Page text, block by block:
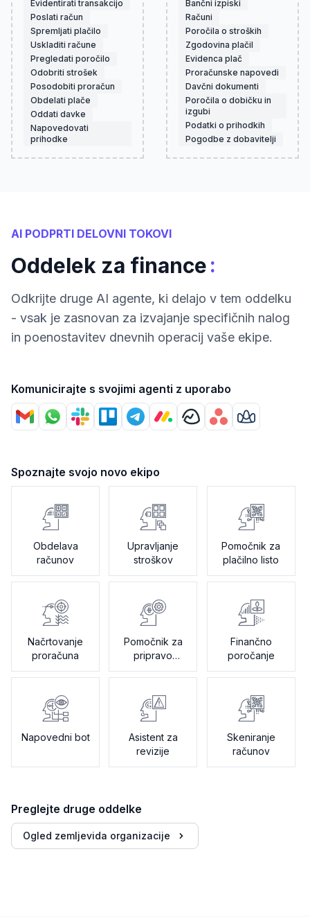
Evidentirati transakcijo
Poslati račun
Spremljati plačilo
Uskladiti račune
Pregledati poročilo
Odobriti strošek
Posodobiti proračun
Obdelati plače
Oddati davke
Napovedovati
prihodke
Bančni izpiski
Računi
Poročila o stroških
Zgodovina plačil
Evidenca plač
Proračunske napovedi
Davčni dokumenti
Poročila o dobičku in
izgubi
Podatki o prihodkih
Pogodbe z dobavitelji
AI PODPRTI DELOVNI TOKOVI
Oddelek za finance:
Odkrijte druge AI agente, ki delajo v tem oddelku
- vsak je zasnovan za izvajanje specifičnih nalog
in poenostavitev dnevnih operacij vaše ekipe.
Komunicirajte s svojimi agenti z uporabo
Spoznajte svojo novo ekipo
Obdelava
računov
Upravljanje
stroškov
Pomočnik za
plačilno listo
Načrtovanje
proračuna
Pomočnik za
pripravo
davkov
Finančno
poročanje
Napovedni bot
Asistent za
revizije
Skeniranje
računov
Preglejte druge oddelke
Ogled zemljevida organizacije